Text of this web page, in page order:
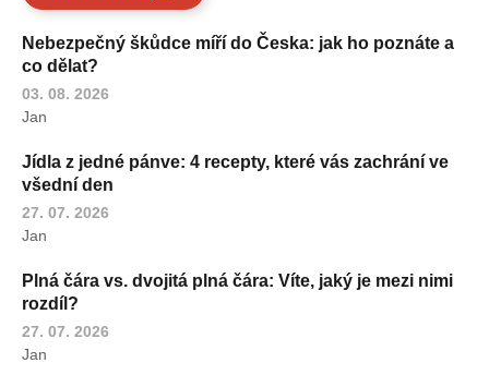
Nebezpečný škůdce míří do Česka: jak ho poznáte a
co dělat?
03. 08. 2026
Jan
Jídla z jedné pánve: 4 recepty, které vás zachrání ve
všední den
27. 07. 2026
Jan
Plná čára vs. dvojitá plná čára: Víte, jaký je mezi nimi
rozdíl?
27. 07. 2026
Jan